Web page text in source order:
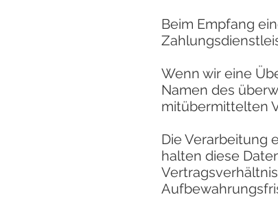
Beim Empfang
Wenn wir eine
Namen des
mitübermittelten
Die Verarbeitung
halten diese